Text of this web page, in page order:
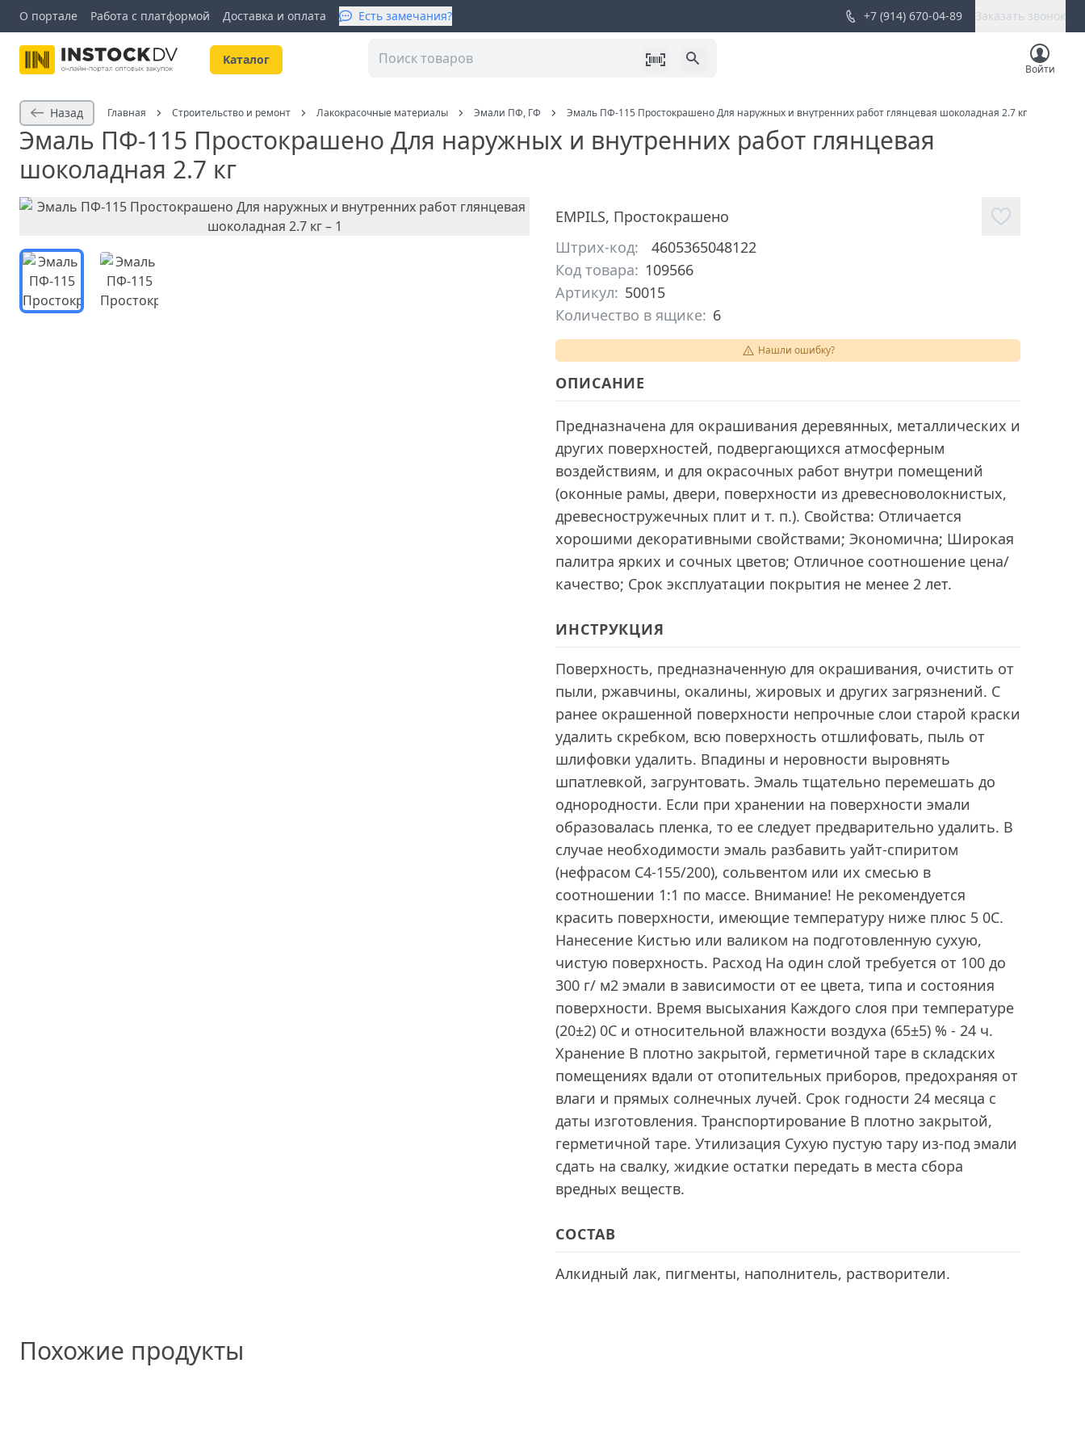
О портале Работа с платформой Доставка и оплата Есть замечания? +7 (914) 670-04-89 Заказать звонок
Kаталог
Войти
Назад Главная Строительство и ремонт Лакокрасочные материалы Эмали ПФ, ГФ Эмаль ПФ-115 Простокрашено Для наружных и внутренних работ глянцевая шоколадная 2.7 кг
Эмаль ПФ-115 Простокрашено Для наружных и внутренних работ глянцевая
шоколадная 2.7 кг
EMPILS, Простокрашено
Штрих-код:
4605365048122
Код товара: 109566
Артикул: 50015
Количество в ящике: 6
Нашли ошибку?
ОПИСАНИЕ
Предназначена для окрашивания деревянных, металлических и
других поверхностей, подвергающихся атмосферным
воздействиям, и для окрасочных работ внутри помещений
(оконные рамы, двери, поверхности из древесноволокнистых,
древесностружечных плит и т. п.). Свойства: Отличается
хорошими декоративными свойствами; Экономична; Широкая
палитра ярких и сочных цветов; Отличное соотношение цена/
качество; Срок эксплуатации покрытия не менее 2 лет.
ИНСТРУКЦИЯ
Поверхность, предназначенную для окрашивания, очистить от
пыли, ржавчины, окалины, жировых и других загрязнений. С
ранее окрашенной поверхности непрочные слои старой краски
удалить скребком, всю поверхность отшлифовать, пыль от
шлифовки удалить. Впадины и неровности выровнять
шпатлевкой, загрунтовать. Эмаль тщательно перемешать до
однородности. Если при хранении на поверхности эмали
образовалась пленка, то ее следует предварительно удалить. В
случае необходимости эмаль разбавить уайт-спиритом
(нефрасом С4-155/200), сольвентом или их смесью в
соотношении 1:1 по массе. Внимание! Не рекомендуется
красить поверхности, имеющие температуру ниже плюс 5 0С.
Нанесение Кистью или валиком на подготовленную сухую,
чистую поверхность. Расход На один слой требуется от 100 до
300 г/ м2 эмали в зависимости от ее цвета, типа и состояния
поверхности. Время высыхания Каждого слоя при температуре
(20±2) 0С и относительной влажности воздуха (65±5) % - 24 ч.
Хранение В плотно закрытой, герметичной таре в складских
помещениях вдали от отопительных приборов, предохраняя от
влаги и прямых солнечных лучей. Срок годности 24 месяца с
даты изготовления. Транспортирование В плотно закрытой,
герметичной таре. Утилизация Сухую пустую тару из-под эмали
сдать на свалку, жидкие остатки передать в места сбора
вредных веществ.
СОСТАВ
Алкидный лак, пигменты, наполнитель, растворители.
Похожие продукты